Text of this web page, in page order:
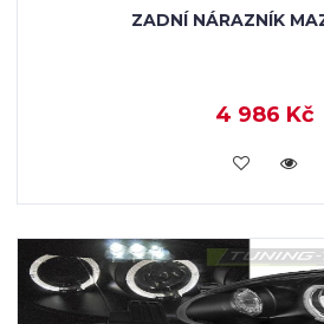
ZADNÍ NÁRAZNÍK
4 986 Kč
KOUPIT